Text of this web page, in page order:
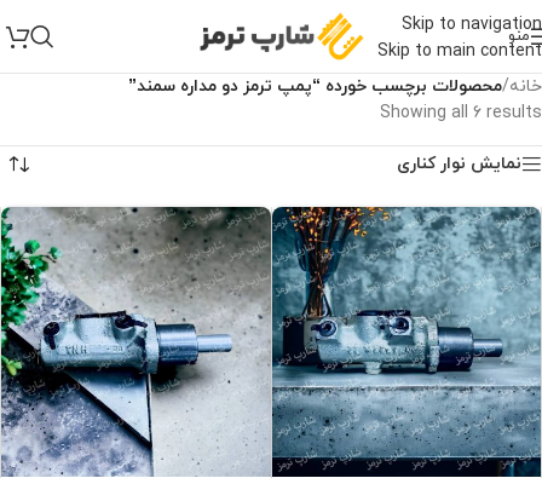
Skip to navigation
Skip to main content
منو
خانه/محصولات برچسب خورده “پمپ ترمز دو‌ مداره سمند”
Showing all 6 results
نمایش نوار کناری